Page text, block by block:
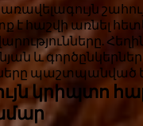
հաշվի առնել
և
պաշտպանված
կրիպտո